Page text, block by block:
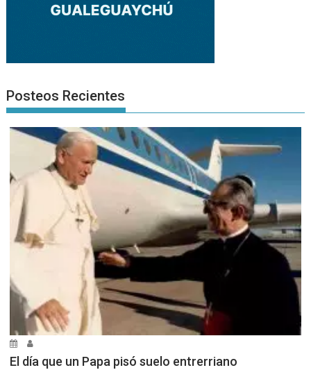
Posteos Recientes
El día que un Papa pisó suelo entrerriano